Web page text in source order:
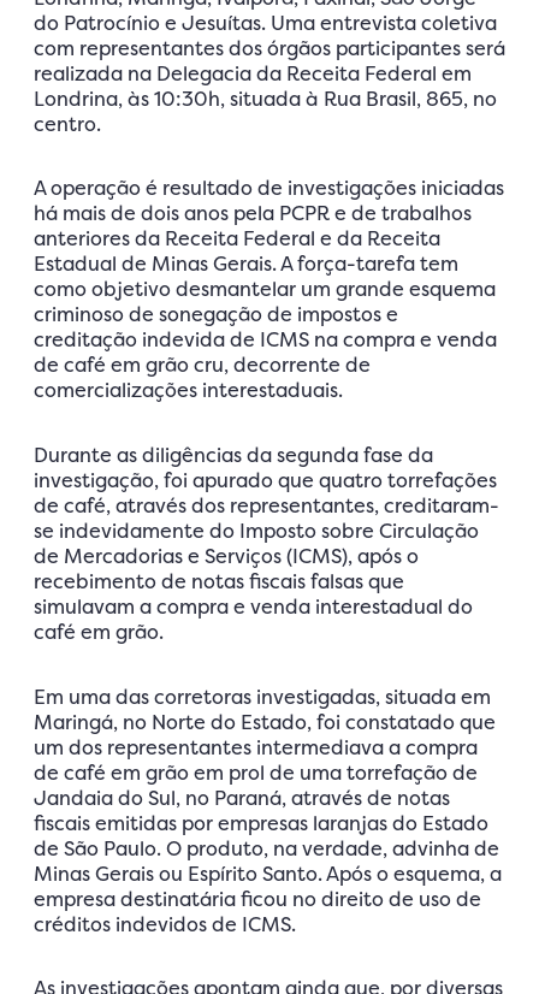
do Patrocínio e Jesuítas. Uma entrevista coletiva
com representantes dos órgãos participantes será
realizada na Delegacia da Receita Federal em
Londrina, às 10:30h, situada à Rua Brasil, 865, no
centro.
A operação é resultado de investigações iniciadas
há mais de dois anos pela PCPR e de trabalhos
anteriores da Receita Federal e da Receita
Estadual de Minas Gerais. A força-tarefa tem
como objetivo desmantelar um grande esquema
criminoso de sonegação de impostos e
creditação indevida de ICMS na compra e venda
de café em grão cru, decorrente de
comercializações interestaduais.
Durante as diligências da segunda fase da
investigação, foi apurado que quatro torrefações
de café, através dos representantes, creditaram-
se indevidamente do Imposto sobre Circulação
de Mercadorias e Serviços (ICMS), após o
recebimento de notas fiscais falsas que
simulavam a compra e venda interestadual do
café em grão.
Em uma das corretoras investigadas, situada em
Maringá, no Norte do Estado, foi constatado que
um dos representantes intermediava a compra
de café em grão em prol de uma torrefação de
Jandaia do Sul, no Paraná, através de notas
fiscais emitidas por empresas laranjas do Estado
de São Paulo. O produto, na verdade, advinha de
Minas Gerais ou Espírito Santo. Após o esquema, a
empresa destinatária ficou no direito de uso de
créditos indevidos de ICMS.
As investigações apontam ainda que, por diversas